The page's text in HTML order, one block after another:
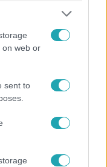
on web or
sent to
apa
férfi, akit 5 hónapos